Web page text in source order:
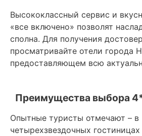
Высококлассный сервис и
«все включено» позволят
сполна. Для получения
просматривайте отели города
предоставляющем всю
Преимущества выбора
Опытные туристы отмечают – в
четырехзвездочных